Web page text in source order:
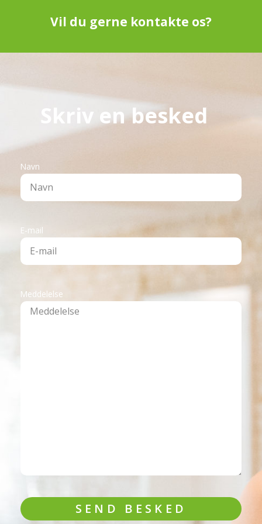
Vil du gerne kontakte os?
Skriv en besked
Navn
E-mail
Meddelelse
SEND BESKED